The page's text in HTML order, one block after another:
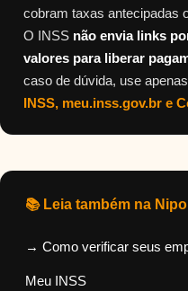
cobram taxas antecipadas
O INSS não envia links
valores para liberar
caso de dúvida, use
INSS, meu.inss.gov.br e
📚 Leia também na
→ Como verificar seus
Meu INSS